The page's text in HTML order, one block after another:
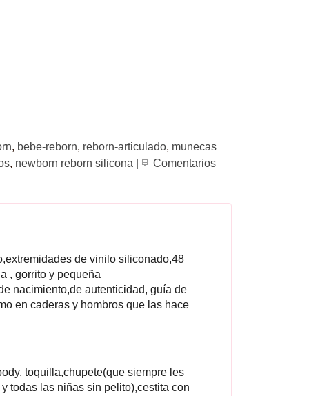
bebe-reborn reborn-articulado munecas
newborn reborn silicona Comentarios
de vinilo siliconado,48
, gorrito y pequeña
nacimiento,de autenticidad, guía de
en caderas y hombros que las hace
toquilla,chupete(que siempre les
todas las niñas sin pelito),cestita con